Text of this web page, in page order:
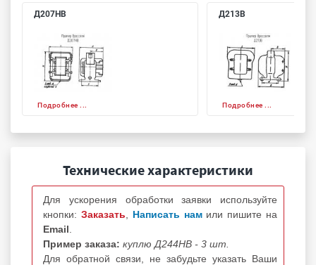
Д207НВ
Подробнее ...
Д213В
Подробнее ...
Технические характеристики
Для ускорения обработки заявки используйте
кнопки: Заказать Написать нам или пишите на
Email
Пример заказа: куплю Д244НВ - 3 шт.
Для обратной связи, не забудьте указать Ваши